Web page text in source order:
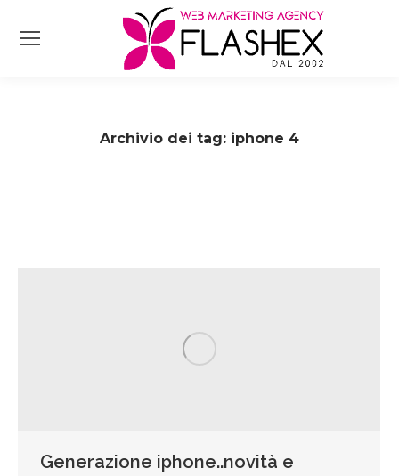
Archivio dei tag: iphone 4
Generazione iphone..novità e